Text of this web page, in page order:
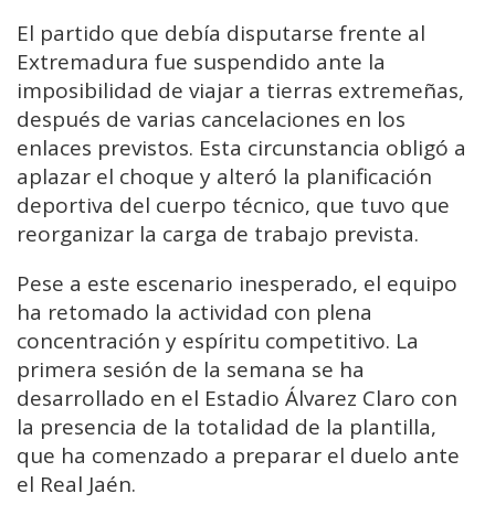
El partido que debía disputarse frente al
Extremadura fue suspendido ante la
imposibilidad de viajar a tierras extremeñas,
después de varias cancelaciones en los
enlaces previstos. Esta circunstancia obligó a
aplazar el choque y alteró la planificación
deportiva del cuerpo técnico, que tuvo que
reorganizar la carga de trabajo prevista.
Pese a este escenario inesperado, el equipo
ha retomado la actividad con plena
concentración y espíritu competitivo. La
primera sesión de la semana se ha
desarrollado en el Estadio Álvarez Claro con
la presencia de la totalidad de la plantilla,
que ha comenzado a preparar el duelo ante
el Real Jaén.